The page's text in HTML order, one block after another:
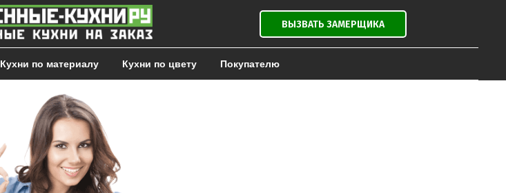
ВЫЗВАТЬ ЗАМЕРЩИКА
Кухни по материалу Кухни по цвету Покупателю